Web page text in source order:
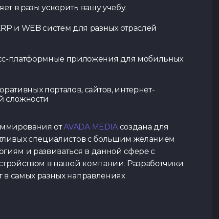
Тест по TypeScript
в разы ускорить вашу учебу:
и WEB систем для разных отраслей
платформные приложения для мобильных
порталов, сайтов, интернет-
сложности
отAVADA MEDIAсоздана для
специалистов с большим желанием
и развиваться в данной сфере с
в нашей компании. Разработчики
в самых разных направлениях